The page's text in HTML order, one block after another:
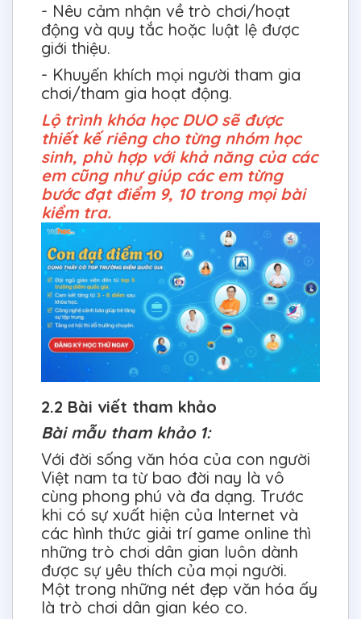
- Nêu cảm nhận về trò chơi/hoạt
động và quy tắc hoặc luật lệ được
giới thiệu.
- Khuyến khích mọi người tham gia
chơi/tham gia hoạt động.
Lộ trình khóa học DUO sẽ được
thiết kế riêng cho từng nhóm học
sinh, phù hợp với khả năng của các
em cũng như giúp các em từng
bước đạt điểm 9, 10 trong mọi bài
kiểm tra.
2.2 Bài viết tham khảo
Bài mẫu tham khảo 1:
Với đời sống văn hóa của con người
Việt nam ta từ bao đời nay là vô
cùng phong phú và đa dạng. Trước
khi có sự xuất hiện của Internet và
các hình thức giải trí game online thì
những trò chơi dân gian luôn dành
được sự yêu thích của mọi người.
Một trong những nét đẹp văn hóa ấy
là trò chơi dân gian kéo co.